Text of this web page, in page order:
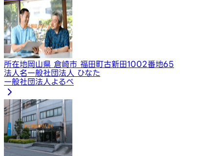
所在地岡山県 倉崎市 福田町古新田1002番地65
法人名一般社団法人 ひなた
一般社団法人よるべ